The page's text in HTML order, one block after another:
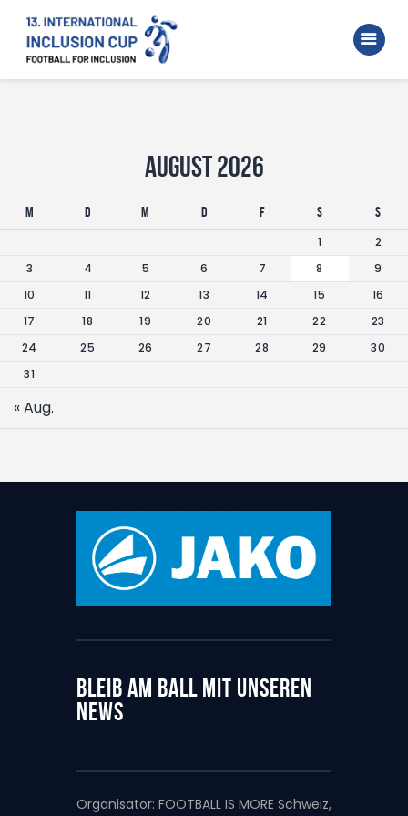
Home
Walking Football Turnier
UnterstützerAugust 2026
M D M D F S S
« Aug.
1
2
3
4 5 6 7 8
9
10
11 12 13 14 15
16
17
18 19 20 21 22
23
24
25 26 27 28 29
30
31
BLEIB AM BALL MIT UNSEREN
NEWS
Organisator: FOOTBALL IS MORE Schweiz,